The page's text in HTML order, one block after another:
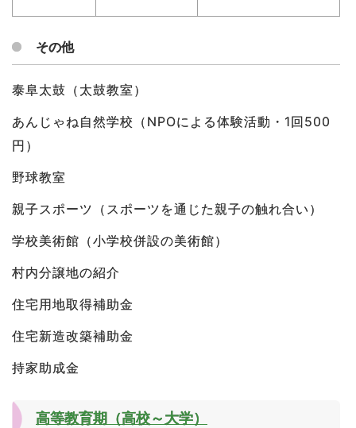
その他
泰阜太鼓（太鼓教室）
あんじゃね自然学校（NPOによる体験活動・1回500
円）
野球教室
親子スポーツ（スポーツを通じた親子の触れ合い）
学校美術館（小学校併設の美術館）
村内分譲地の紹介
住宅用地取得補助金
住宅新造改築補助金
持家助成金
高等教育期（高校～大学）